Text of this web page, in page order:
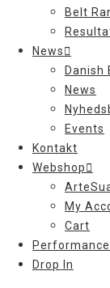
Belt
News
Danish
News
Events
Kontakt
Webshop
My
Cart
Performance
Drop In